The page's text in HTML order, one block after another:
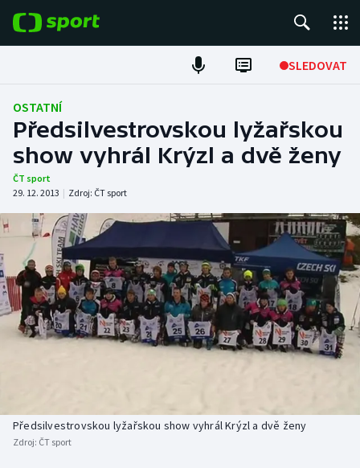
SLEDOVAT
Fotbal
Hokej
Tenis
Atletika
Cyklistika
DALŠÍ SPORTY
Americký fotbal
Biatlon
NEPŘEHLÉDNĚTE
Aplikace ČT sport
OSTATNÍ
Předsilvestrovskou lyžařskou
show vyhrál Krýzl a dvě ženy
ČT sport
29. 12. 2013 | Zdroj: ČT sport
Předsilvestrovskou lyžařskou show vyhrál Krýzl a dvě ženy
Zdroj: ČT sport